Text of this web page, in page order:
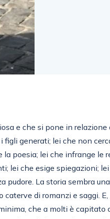
e che si pone in relazione
figli generati; lei che non
poesia; lei che infrange le
lei che esige spiegazioni;
pudore. La storia sembra
di romanzi e saggi. E,
che a molti è capitato